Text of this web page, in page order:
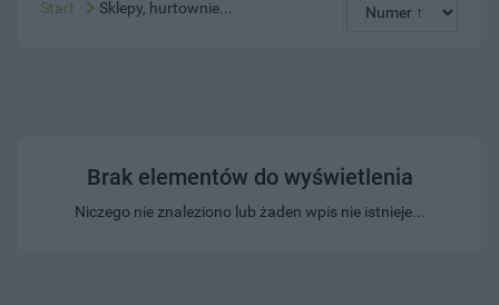
Start Sklepy, hurtownie...
Brak elementów do wyświetlenia
Niczego nie znaleziono lub żaden wpis nie istnieje...